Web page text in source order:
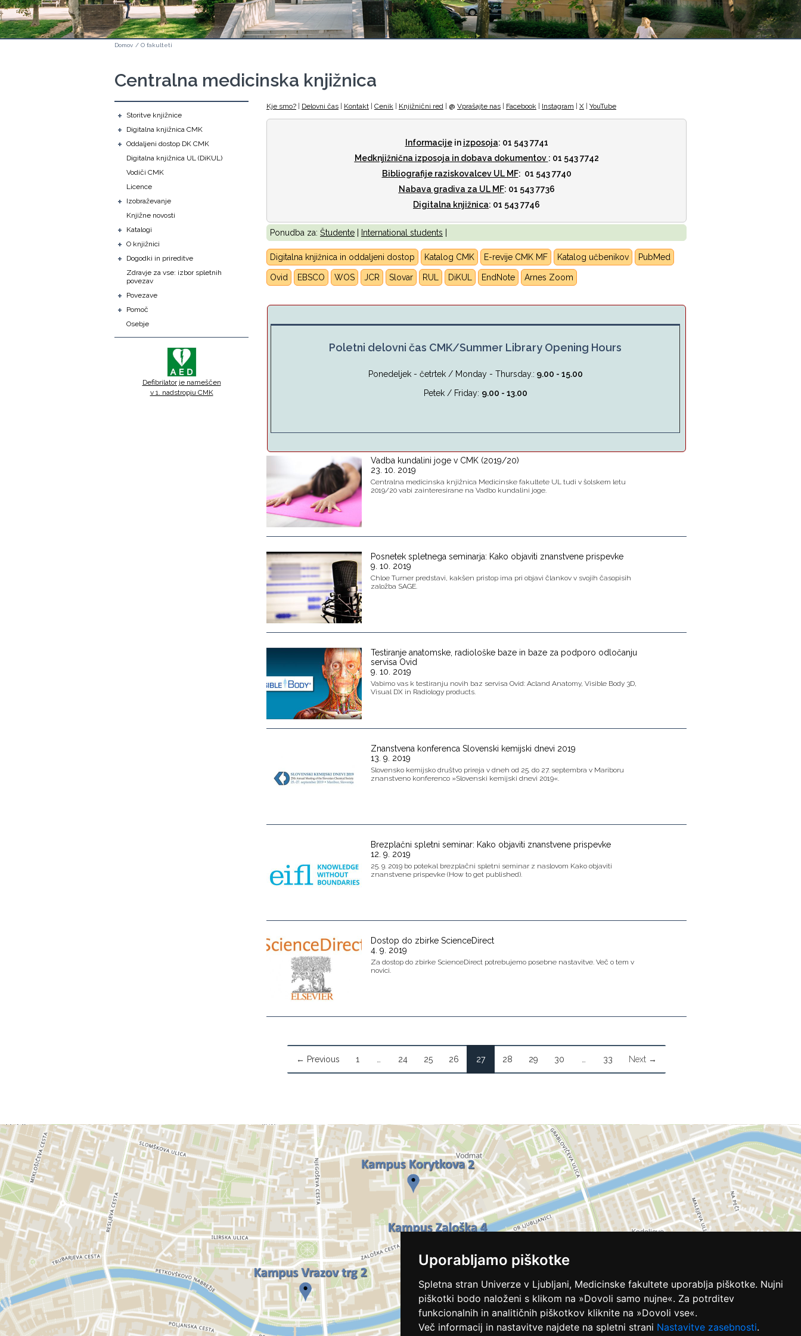
Uporabljamo piškotke
Spletna stran Univerze v Ljubljani, Medicinske fakultete uporablja piškotke. Nujni
piškotki bodo naloženi s klikom na »Dovoli samo nujne«. Za potrditev
funkcionalnih in analitičnih piškotkov kliknite na »Dovoli vse«.
Več informacij in nastavitve najdete na spletni strani Nastavitve zasebnosti.
Domov / O fakulteti
Centralna medicinska knjižnica
+ Storitve knjižnice
+ Digitalna knjižnica CMK
+ Oddaljeni dostop DK CMK
Digitalna knjižnica UL (DiKUL)
Vodiči CMK
Licence
+
Izobraževanje
Knjižne novosti
+ Katalogi
+ O knjižnici
+
Dogodki in prireditve
Zdravje za vse: izbor spletnih
povezav
+ Povezave
+
Pomoč
Osebje
Defibrilator je nameščen
v 1. nadstropju CMK
Kje smo? Delovni čas Kontakt Cenik Knjižnični red @ Vprašajte nas Facebook Instagram X YouTube
Informacijein izposoja: 01 543 7741
Medknjižnična izposoja in dobava dokumentov : 01 543 7742
Bibliografije raziskovalcev UL MF: 01 543 7740
Nabava gradiva za UL MF: 01 543 7736
Digitalna knjižnica: 01 543 7746
Ponudba za: Študente International students
Digitalna knjižnica in oddaljeni dostop Katalog CMK E-revije CMK MF Katalog učbenikov PubMed
Ovid EBSCO WOS JCR Slovar RUL DiKUL EndNote Arnes Zoom
Poletni delovni čas CMK/Summer Library Opening Hours
Ponedeljek - četrtek / Monday - Thursday.: 9.00 - 15.00
Petek / Friday: 9.00 - 13.00
Vadba kundalini joge v CMK (2019/20)
23. 10. 2019
Centralna medicinska knjižnica Medicinske fakultete UL tudi v šolskem letu
2019/20 vabi zainteresirane na Vadbo kundalini joge.
Posnetek spletnega seminarja: Kako objaviti znanstvene prispevke
9. 10. 2019
Chloe Turner predstavi, kakšen pristop ima pri objavi člankov v svojih časopisih
založba SAGE.
Testiranje anatomske, radiološke baze in baze za podporo odločanju
servisa Ovid
9. 10. 2019
Vabimo vas k testiranju novih baz servisa Ovid: Acland Anatomy, Visible Body 3D,
Visual DX in Radiology products.
Znanstvena konferenca Slovenski kemijski dnevi 2019
13. 9. 2019
Slovensko kemijsko društvo prireja v dneh od 25. do 27. septembra v Mariboru
znanstveno konferenco »Slovenski kemijski dnevi 2019«.
Brezplačni spletni seminar: Kako objaviti znanstvene prispevke
12. 9. 2019
25. 9. 2019 bo potekal brezplačni spletni seminar z naslovom Kako objaviti
znanstvene prispevke (How to get published).
Dostop do zbirke ScienceDirect
4. 9. 2019
Za dostop do zbirke ScienceDirect potrebujemo posebne nastavitve. Več o tem v
novici.
← Previous 1 24 25 26 27 28 29 30 33 Next →